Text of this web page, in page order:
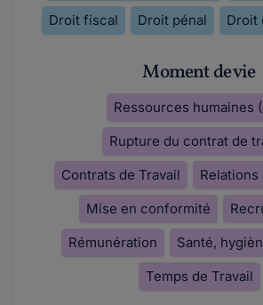
Droit fiscal
Droit pénal Droit
Moment de vie
Ressources humaines
Rupture du contrat de
Contrats de Travail
Relations
Mise en conformité
Rémunération
Santé,
Temps de Travail